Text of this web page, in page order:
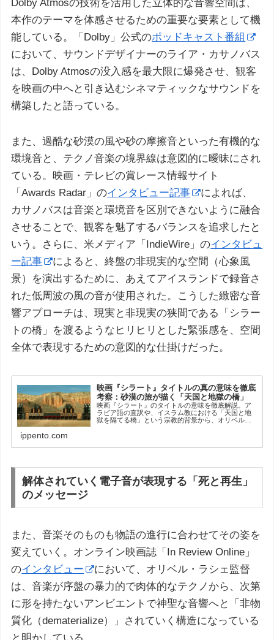
Dolby Atmosの技術を活用した立体的な音響空間は、
本作のテーマを体感させるための重要な要素として機
能している。「Dolby」公式のポッドキャスト番組
において、サウンドデザイナーのライア・カサノバス
は、Dolby Atmosの没入感を最大限に爆発させ、観客
を映画の中へと引き込むシネマティックなサウンドを
構築したと語っている。
また、過酷な砂漠の風や砂の摩擦音といった有機的な
環境音と、テクノ音楽の境界線は意図的に曖昧にされ
ている。映画・テレビの賞レース情報サイト
「Awards Radar」のインタビュー記事
によれば、
カサノバスは音楽と環境音を区別できないように融合
させることで、観客を魅了するバランスを追求したと
いう。さらに、米メディア「IndieWire」のインタビュ
ー記事
によると、終盤の非現実的な空間（心象風
景）を演出するために、あえてアイスランドで録音さ
れた低周波の風の音が使用された。こうした緻密な音
響アプローチは、現実と非現実の狭間である「シラー
トの橋」を渡るようなヒリヒリとした緊張感を、空間
全体で表現するための意図的な仕掛けだった。
映画『シラート』タイトルの真の意味を徹底
考察：砂漠の旅が描く「天国と地獄の橋」
映画『シラート』のタイトルの意味を徹底解説。ア
ラビア語の直訳や、イスラム教における「天国と地
獄を隔てる橋」という宗教的背景から、オリベル・
ippento.com
解体されていく電子音が表現する「死と再生」
のメッセージ
また、音楽そのものも物語の進行に合わせてその姿を
変えていく。オンライン映画誌「In Review Online」
のインタビュー
において、オリベル・ラシェ監督
は、音楽が序盤の暴力的で肉体的なテクノから、次第
に形を持たないアンビエントで神聖な音響へと「非物
質化（dematerialize）」されていく構造になっている
と明かしている。